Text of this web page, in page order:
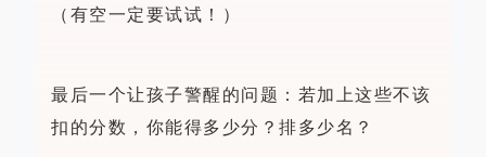
（有空一定要试试！）
最后一个让孩子警醒的问题：若加上这些不该
扣的分数，你能得多少分？排多少名？